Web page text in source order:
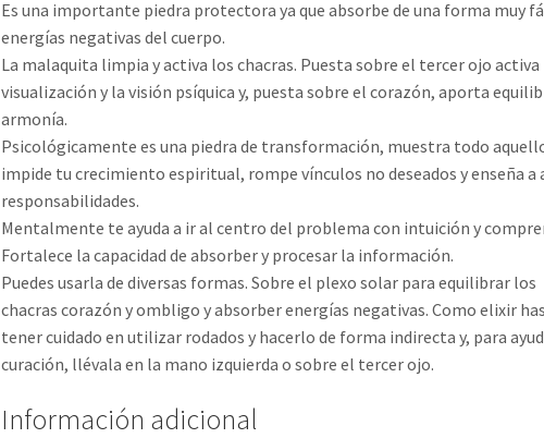
Es una importante piedra protectora ya que absorbe de una forma muy
energías negativas del cuerpo.
La malaquita limpia y activa los chacras. Puesta sobre el tercer ojo activa
visualización y la visión psíquica y, puesta sobre el corazón, aporta
armonía.
Psicológicamente es una piedra de transformación, muestra todo
impide tu crecimiento espiritual, rompe vínculos no deseados y enseña a
responsabilidades.
Mentalmente te ayuda a ir al centro del problema con intuición y
Fortalece la capacidad de absorber y procesar la información.
Puedes usarla de diversas formas. Sobre el plexo solar para equilibrar los
chacras corazón y ombligo y absorber energías negativas. Como elixir
tener cuidado en utilizar rodados y hacerlo de forma indirecta y, para
curación, llévala en la mano izquierda o sobre el tercer ojo.
Información adicional